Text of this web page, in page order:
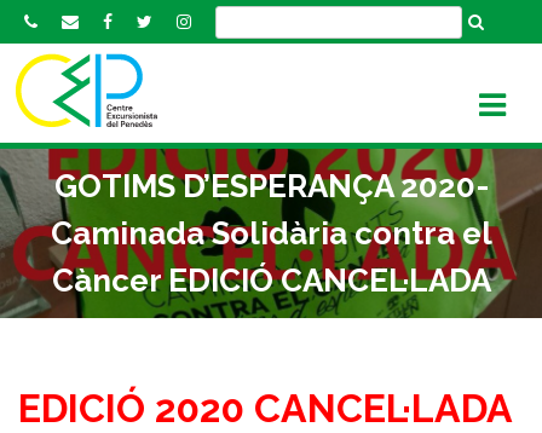
k
c
n
e
GOTIMS D’ESPERANÇA 2020-
Caminada Solidària contra el
Càncer EDICIÓ CANCEL·LADA
EDICIÓ 2020 CANCEL·LADA